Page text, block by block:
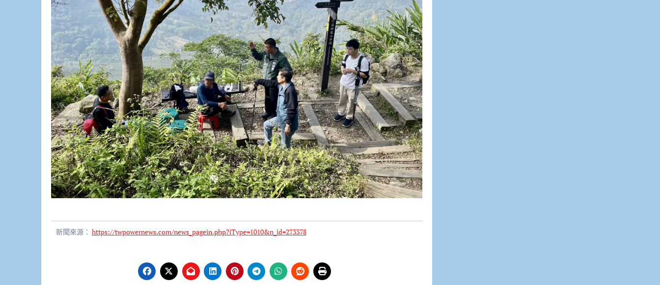
新聞來源： https://twpowernews.com/news_pagein.php?iType=1010&n_id=273378